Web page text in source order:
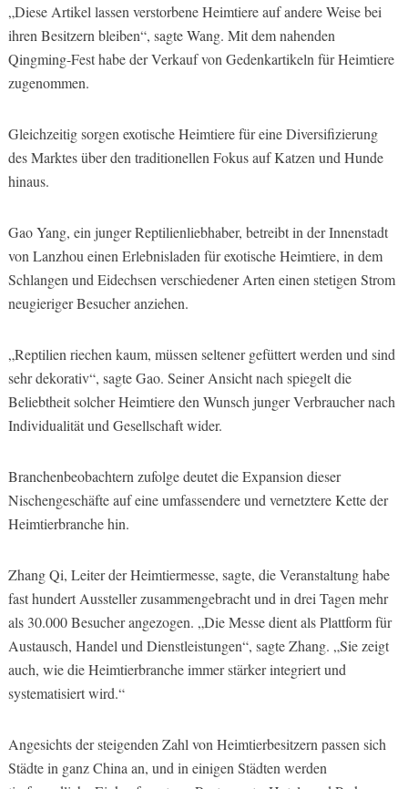
„Diese Artikel lassen verstorbene Heimtiere auf andere Weise bei
ihren Besitzern bleiben“, sagte Wang. Mit dem nahenden
Qingming-Fest habe der Verkauf von Gedenkartikeln für Heimtiere
zugenommen.
Gleichzeitig sorgen exotische Heimtiere für eine Diversifizierung
des Marktes über den traditionellen Fokus auf Katzen und Hunde
hinaus.
Gao Yang, ein junger Reptilienliebhaber, betreibt in der Innenstadt
von Lanzhou einen Erlebnisladen für exotische Heimtiere, in dem
Schlangen und Eidechsen verschiedener Arten einen stetigen Strom
neugieriger Besucher anziehen.
„Reptilien riechen kaum, müssen seltener gefüttert werden und sind
sehr dekorativ“, sagte Gao. Seiner Ansicht nach spiegelt die
Beliebtheit solcher Heimtiere den Wunsch junger Verbraucher nach
Individualität und Gesellschaft wider.
Branchenbeobachtern zufolge deutet die Expansion dieser
Nischengeschäfte auf eine umfassendere und vernetztere Kette der
Heimtierbranche hin.
Zhang Qi, Leiter der Heimtiermesse, sagte, die Veranstaltung habe
fast hundert Aussteller zusammengebracht und in drei Tagen mehr
als 30.000 Besucher angezogen. „Die Messe dient als Plattform für
Austausch, Handel und Dienstleistungen“, sagte Zhang. „Sie zeigt
auch, wie die Heimtierbranche immer stärker integriert und
systematisiert wird.“
Angesichts der steigenden Zahl von Heimtierbesitzern passen sich
Städte in ganz China an, und in einigen Städten werden